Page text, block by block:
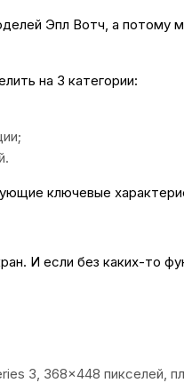
в Самаре
Аудио
Эпл Вотч, а потому
на 3 категории:
ключевые
И если без каких-то
3, 368×448 пикселей,